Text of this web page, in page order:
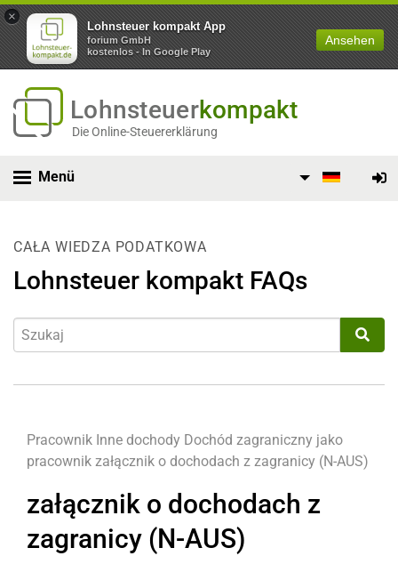
×
Lohnsteuer kompakt App
forium GmbH
kostenlos - In Google Play
Ansehen
Lohnsteuerkompakt
Die Online-Steuererklärung
Menü
CAŁA WIEDZA PODATKOWA
Lohnsteuer kompakt FAQs
Pracownik Inne dochody Dochód zagraniczny jako
pracownik załącznik o dochodach z zagranicy (N-AUS)
załącznik o dochodach z
zagranicy (N-AUS)